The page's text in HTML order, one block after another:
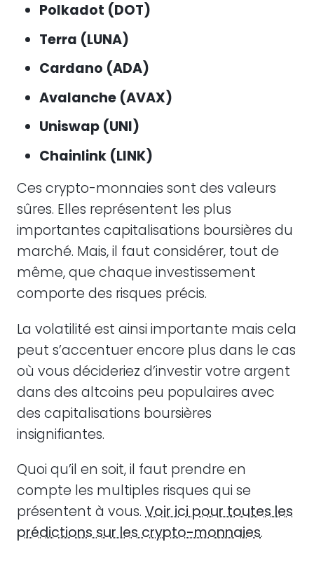
Polkadot (DOT)
Terra (LUNA)
Cardano (ADA)
Avalanche (AVAX)
Uniswap (UNI)
Chainlink (LINK)
Ces crypto-monnaies sont des valeurs
sûres. Elles représentent les plus
importantes capitalisations boursières du
marché. Mais, il faut considérer, tout de
même, que chaque investissement
comporte des risques précis.
La volatilité est ainsi importante mais cela
peut s’accentuer encore plus dans le cas
où vous décideriez d’investir votre argent
dans des altcoins peu populaires avec
des capitalisations boursières
insignifiantes.
Quoi qu’il en soit, il faut prendre en
compte les multiples risques qui se
présentent à vous. Voir ici pour toutes les
prédictions sur les crypto-monnaies.